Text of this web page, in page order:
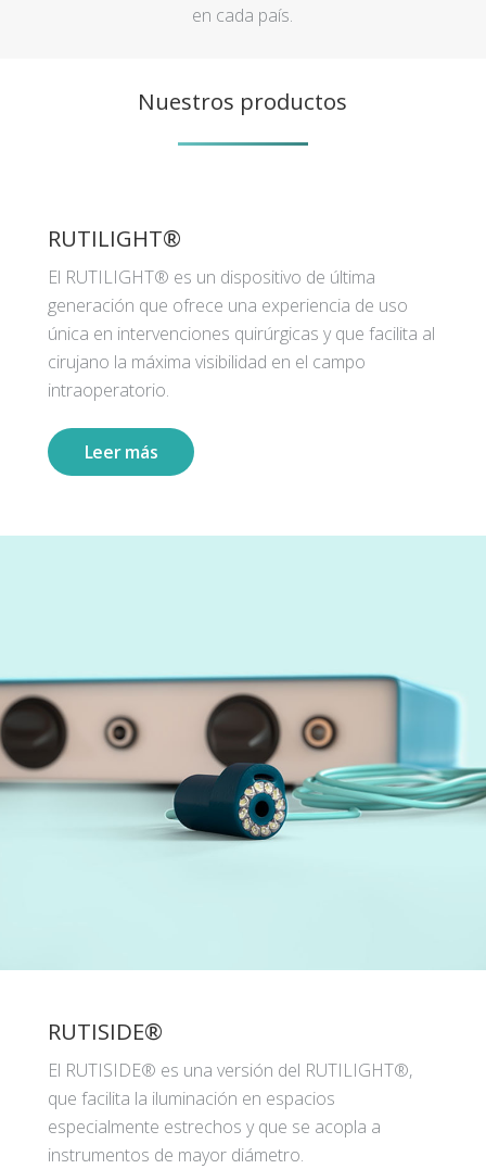
en cada país.
Nuestros productos
RUTILIGHT®
El RUTILIGHT® es un dispositivo de última
generación que ofrece una experiencia de uso
única en intervenciones quirúrgicas y que facilita al
cirujano la máxima visibilidad en el campo
intraoperatorio.
Leer más
RUTISIDE®
El RUTISIDE® es una versión del RUTILIGHT®,
que facilita la iluminación en espacios
especialmente estrechos y que se acopla a
instrumentos de mayor diámetro.